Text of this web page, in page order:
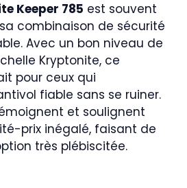
Keeper 785 est souvent
combinaison de sécurité
Avec un bon niveau de
Kryptonite, ce
pour ceux qui
fiable sans se ruiner.
et soulignent
prix inégalé, faisant de
très plébiscitée.